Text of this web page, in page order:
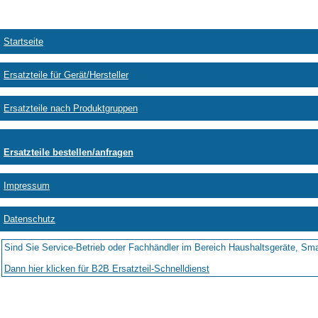
Startseite
Ersatzteile für Gerät/Hersteller
Ersatzteile nach Produktgruppen
Ersatzteile bestellen/anfragen
Impressum
Datenschutz
Sind Sie Service-Betrieb oder Fachhändler im Bereich Haushaltsgeräte,
Dann hier klicken für B2B Ersatzteil-Schnelldienst